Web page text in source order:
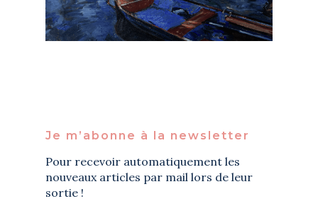
Je m’abonne à la newsletter
Pour recevoir automatiquement les
nouveaux articles par mail lors de leur
sortie !